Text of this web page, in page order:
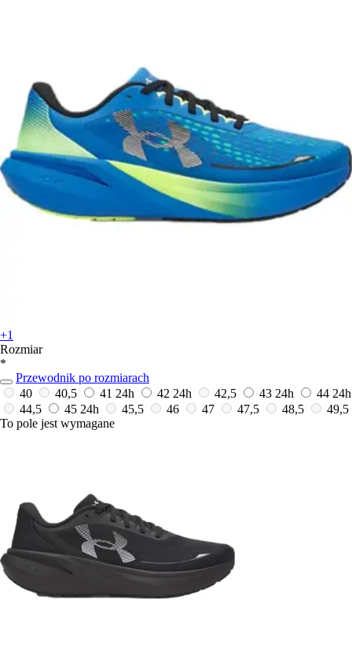
+1
Rozmiar
*
Przewodnik po rozmiarach
40
40,5 41 24h 42 24h 42,5 43 24h 44 24h
44,5
45 24h 45,5 46 47 47,5 48,5
49,5
To pole jest wymagane